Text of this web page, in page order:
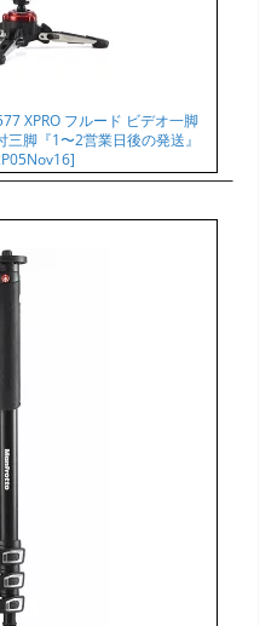
XPRO フルード ビデオ一脚
脚『1〜2営業日後の発送』